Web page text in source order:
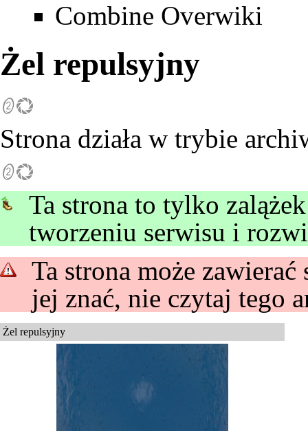
Combine Overwiki
Żel repulsyjny
Strona działa w trybie
Ta strona to tylko
tworzeniu serwisu i
Ta strona może zawierać
jej znać, nie czytaj tego
Żel repulsyjny